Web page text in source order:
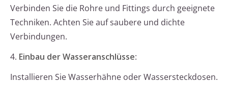
Verbinden Sie die Rohre und Fittings durch geeignete
Techniken. Achten Sie auf saubere und dichte
Verbindungen.
4. Einbau der Wasseranschlüsse:
Installieren Sie Wasserhähne oder Wassersteckdosen.